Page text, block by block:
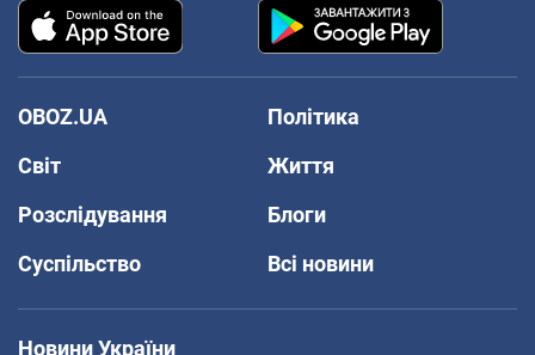
OBOZ.UA
Політика
Світ
Життя
Розслідування
Блоги
Суспільство
Всі новини
Новини України